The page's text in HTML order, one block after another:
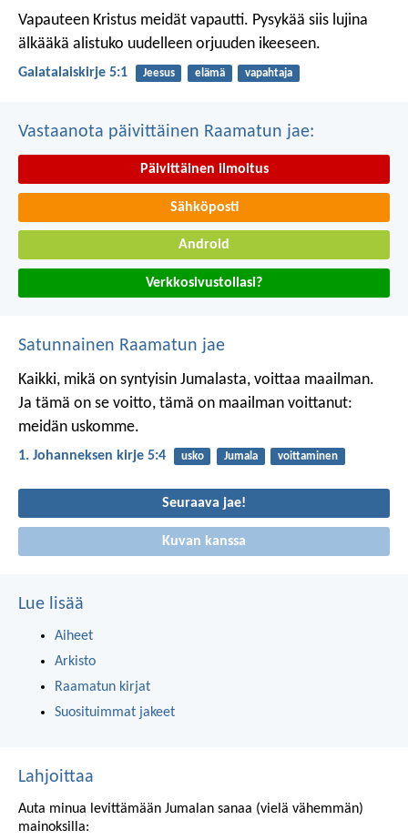
Vapauteen Kristus meidät vapautti. Pysykää siis lujina
älkääkä alistuko uudelleen orjuuden ikeeseen.
Galatalaiskirje 5:1 Jeesus elämä vapahtaja
Vastaanota päivittäinen Raamatun jae:
Päivittäinen ilmoitus
Sähköposti
Android
Verkkosivustollasi?
Satunnainen Raamatun jae
Kaikki, mikä on syntyisin Jumalasta, voittaa maailman.
Ja tämä on se voitto, tämä on maailman voittanut:
meidän uskomme.
1. Johanneksen kirje 5:4 usko Jumala voittaminen
Seuraava jae!
Kuvan kanssa
Lue lisää
Aiheet
Arkisto
Raamatun kirjat
Suosituimmat jakeet
Lahjoittaa
Auta minua levittämään Jumalan sanaa (vielä vähemmän)
mainoksilla: